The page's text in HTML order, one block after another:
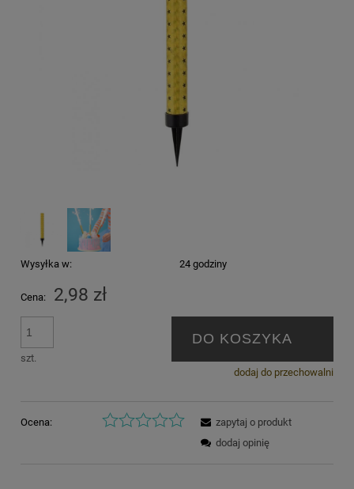
Wysyłka w: 24 godziny
Cena: 2,98 zł
szt.
DO KOSZYKA
dodaj do przechowalni
Ocena:
zapytaj o produkt
dodaj opinię